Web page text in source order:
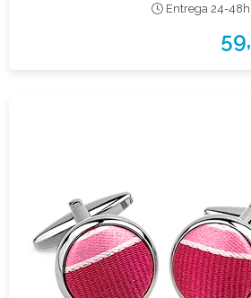
Entrega 24-48h
59,